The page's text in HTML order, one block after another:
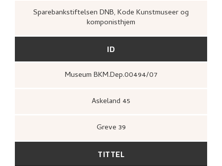
Sparebankstiftelsen DNB, Kode Kunstmuseer og
komponisthjem
ID
Museum BKM.Dep.00494/07
Askeland 45
Greve 39
TITTEL